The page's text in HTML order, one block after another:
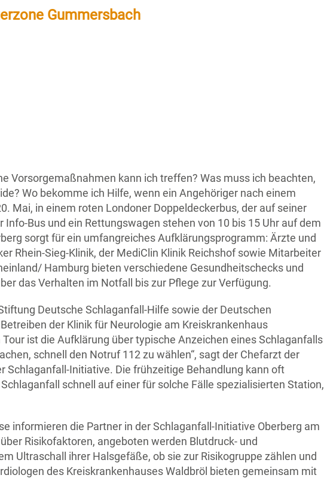
Gummersbach
Vorsorgemaßnahmen kann ich treffen? Was muss ich beachten,
Wo bekomme ich Hilfe, wenn ein Angehöriger nach einem
Mai, in einem roten Londoner Doppeldeckerbus, der auf seiner
Bus und ein Rettungswagen stehen von 10 bis 15 Uhr auf dem
sorgt für ein umfangreiches Aufklärungsprogramm: Ärzte und
Rhein-Sieg-Klinik, der MediClin Klinik Reichshof sowie Mitarbeiter
Hamburg bieten verschiedene Gesundheitschecks und
das Verhalten im Notfall bis zur Pflege zur Verfügung.
Deutsche Schlaganfall-Hilfe sowie der Deutschen
der Klinik für Neurologie am Kreiskrankenhaus
ist die Aufklärung über typische Anzeichen eines Schlaganfalls
schnell den Notruf 112 zu wählen“, sagt der Chefarzt der
Schlaganfall-Initiative. Die frühzeitige Behandlung kann oft
schnell auf einer für solche Fälle spezialisierten Station,
informieren die Partner in der Schlaganfall-Initiative Oberberg am
Risikofaktoren, angeboten werden Blutdruck- und
Ultraschall ihrer Halsgefäße, ob sie zur Risikogruppe zählen und
des Kreiskrankenhauses Waldbröl bieten gemeinsam mit